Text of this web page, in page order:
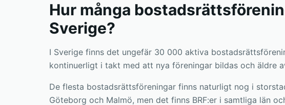
Hur många
Sverige?
I Sverige finns det ungefär 30 000 aktiva
kontinuerligt i takt med att nya föreningar bildas och äldre
De flesta bostadsrättsföreningar finns naturligt nog i
Göteborg och Malmö, men det finns BRF:er i samtliga län